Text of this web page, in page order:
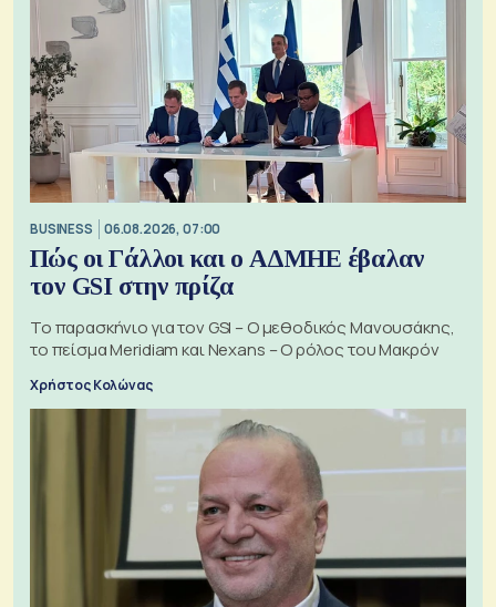
BUSINESS 06.08.2026, 07:00
Πώς οι Γάλλοι και ο ΑΔΜΗΕ έβαλαν
τον GSI στην πρίζα
Το παρασκήνιο για τον GSI – Ο μεθοδικός Μανουσάκης,
το πείσμα Meridiam και Nexans – Ο ρόλος του Μακρόν
Χρήστος Κολώνας